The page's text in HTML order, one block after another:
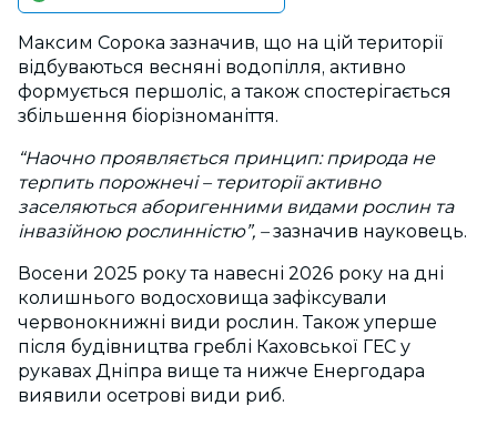
Максим Сорока зазначив, що на цій території
відбуваються весняні водопілля, активно
формується першоліс, а також спостерігається
збільшення біорізноманіття.
“Наочно проявляється принцип: природа не
терпить порожнечі – території активно
заселяються аборигенними видами рослин та
інвазійною рослинністю”, –зазначив науковець.
Восени 2025 року та навесні 2026 року на дні
колишнього водосховища зафіксували
червонокнижні види рослин. Також уперше
після будівництва греблі Каховської ГЕС у
рукавах Дніпра вище та нижче Енергодара
виявили осетрові види риб.